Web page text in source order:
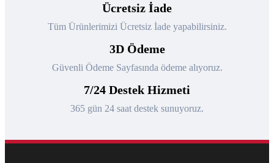
Ücretsiz İade
Tüm Ürünlerimizi Ücretsiz İade yapabilirsiniz.
3D Ödeme
Güvenli Ödeme Sayfasında ödeme alıyoruz.
7/24 Destek Hizmeti
365 gün 24 saat destek sunuyoruz.